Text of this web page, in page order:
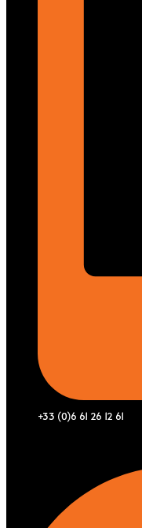
+33 (0)6 61 26 12 61